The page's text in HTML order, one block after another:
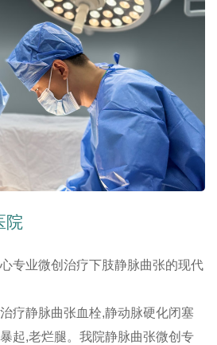
院
专业微创治疗下肢静脉曲张的现代
疗静脉曲张血栓,静动脉硬化闭塞
起,老烂腿。我院静脉曲张微创专